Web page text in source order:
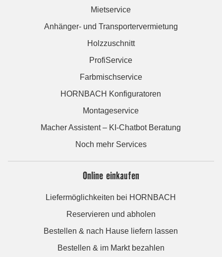
Mietservice
Anhänger- und Transportervermietung
Holzzuschnitt
ProfiService
Farbmischservice
HORNBACH Konfiguratoren
Montageservice
Macher Assistent – KI-Chatbot Beratung
Noch mehr Services
Online einkaufen
Liefermöglichkeiten bei HORNBACH
Reservieren und abholen
Bestellen & nach Hause liefern lassen
Bestellen & im Markt bezahlen